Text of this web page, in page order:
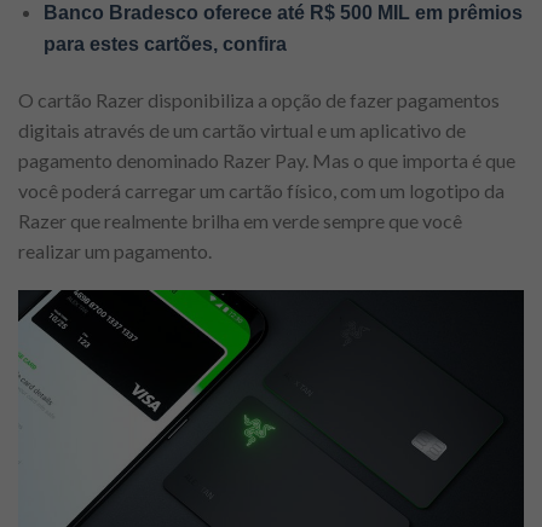
Banco Bradesco oferece até R$ 500 MIL em prêmios
para estes cartões, confira
O cartão Razer disponibiliza a opção de fazer pagamentos
digitais através de um cartão virtual e um aplicativo de
pagamento denominado Razer Pay. Mas o que importa é que
você poderá carregar um cartão físico, com um logotipo da
Razer que realmente brilha em verde sempre que você
realizar um pagamento.